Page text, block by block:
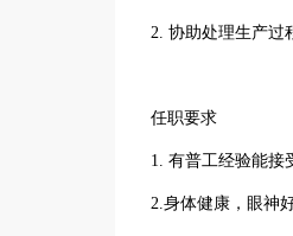
2. 协助处理生产过
任职要求
1. 有普工经验能接
2.身体健康，眼神